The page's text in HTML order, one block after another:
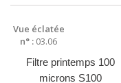
Vue éclatée
n° : 03.06
Filtre printemps 100
microns S100